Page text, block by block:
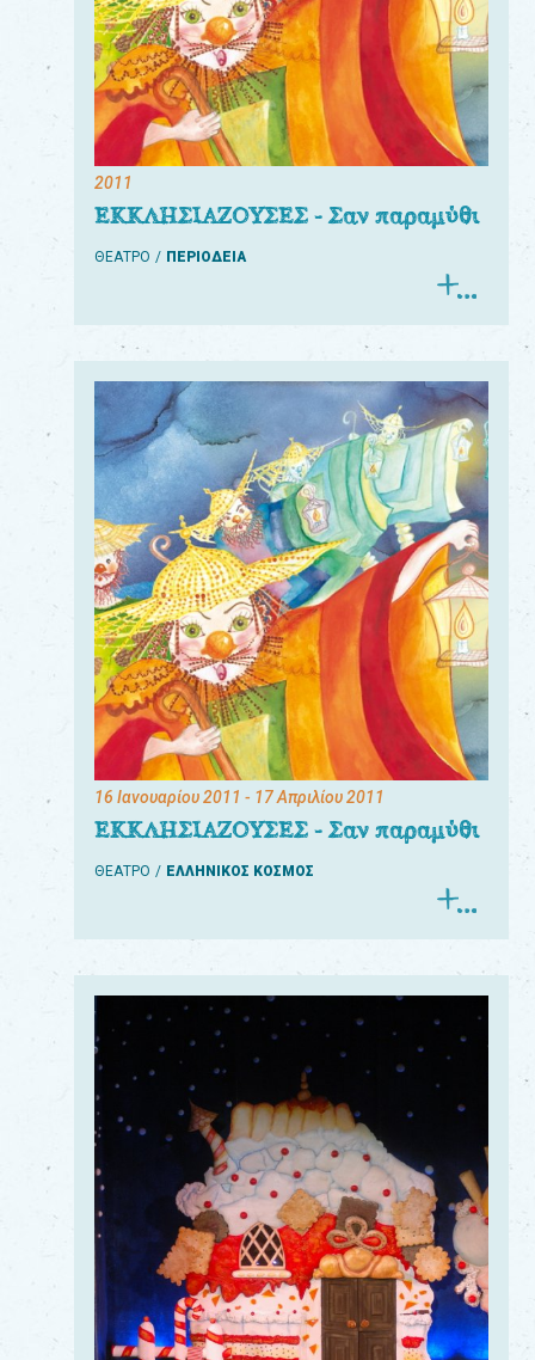
2011
ΕΚΚΛΗΣΙΑΖΟΥΣΕΣ - Σαν παραμύθι
ΘΕΑΤΡΟ ΠΕΡΙΟΔΕΙΑ
16 Ιανουαρίου 2011 - 17 Απριλίου 2011
ΕΚΚΛΗΣΙΑΖΟΥΣΕΣ - Σαν παραμύθι
ΘΕΑΤΡΟ ΕΛΛΗΝΙΚΟΣ ΚΟΣΜΟΣ